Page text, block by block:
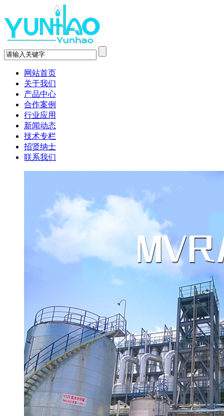
网站首页
关于我们
产品中心
合作案例
行业应用
新闻动态
技术专栏
招贤纳士
联系我们